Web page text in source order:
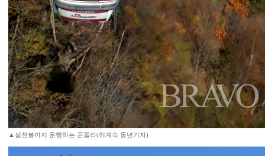
▲설천봉까지 운행하는 곤돌라(허계숙 동년기자)